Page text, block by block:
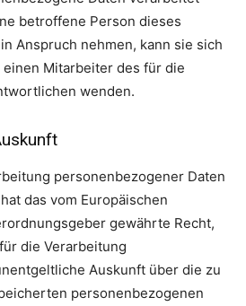
betroffene Person dieses
Anspruch nehmen, kann sie sich
Mitarbeiter des für die
wenden.
personenbezogener Daten
das vom Europäischen
gewährte Recht,
die Verarbeitung
Auskunft über die zu
personenbezogenen